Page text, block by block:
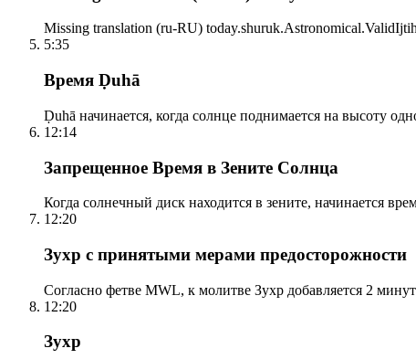
Missing translation (ru-RU)
5:35
Время Ḍuhā
Ḍuhā начинается, когда солнце поднимается на высоту
12:14
Запрещенное Время в Зените Солнца
Когда солнечный диск находится в зените, начинается
12:20
Зухр с принятыми мерами предосторожности
Согласно фетве MWL, к молитве Зухр добавляется 2
12:20
Зухр